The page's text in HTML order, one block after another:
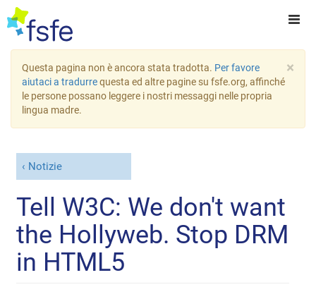
×
Questa pagina non è ancora stata tradotta. Per favore
aiutaci a tradurrequesta ed altre pagine su fsfe.org, affinché
le persone possano leggere i nostri messaggi nelle propria
lingua madre.
Notizie
Tell W3C: We don't want
the Hollyweb. Stop DRM
in HTML5